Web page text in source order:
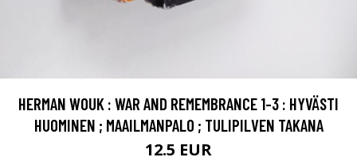
HERMAN WOUK : WAR AND REMEMBRANCE 1-3 : HYVÄSTI
HUOMINEN ; MAAILMANPALO ; TULIPILVEN TAKANA
12.5 EUR